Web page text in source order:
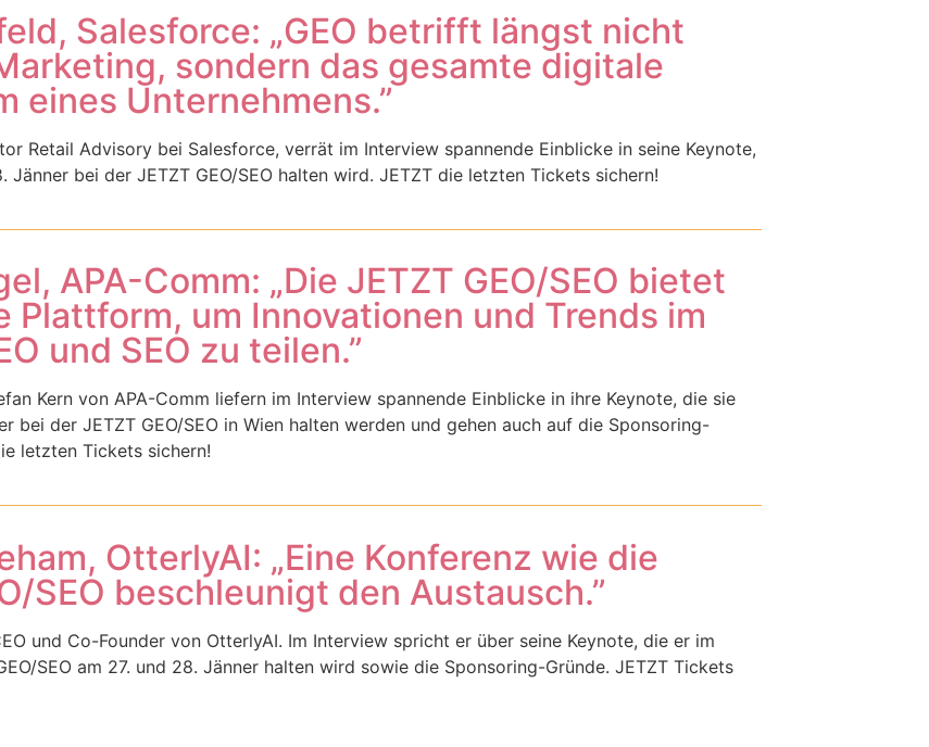
Salesforce: „GEO betrifft längst nicht
sondern das gesamte digitale
eines Unternehmens.”
Retail Advisory bei Salesforce, verrät im Interview spannende Einblicke in seine Keynote,
Jänner bei der JETZT GEO/SEO halten wird. JETZT die letzten Tickets sichern!
APA-Comm: „Die JETZT GEO/SEO bietet
Plattform, um Innovationen und Trends im
und SEO zu teilen.”
Kern von APA-Comm liefern im Interview spannende Einblicke in ihre Keynote, die sie
bei der JETZT GEO/SEO in Wien halten werden und gehen auch auf die Sponsoring-
letzten Tickets sichern!
OtterlyAI: „Eine Konferenz wie die
SEO beschleunigt den Austausch.”
und Co-Founder von OtterlyAI. Im Interview spricht er über seine Keynote, die er im
SEO am 27. und 28. Jänner halten wird sowie die Sponsoring-Gründe. JETZT Tickets